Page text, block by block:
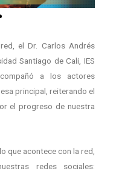
el Dr. Carlos Andrés
Santiago de Cali, IES
a los actores
principal, reiterando el
el progreso de nuestra
que acontece con la red,
redes sociales: